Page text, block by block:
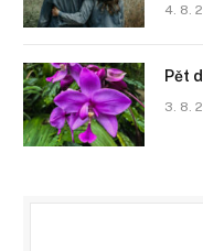
4. 8.
Pět
3. 8.